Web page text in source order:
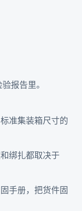
报告里。
准集装箱尺寸的
绑扎都取决于
手册，把货件固